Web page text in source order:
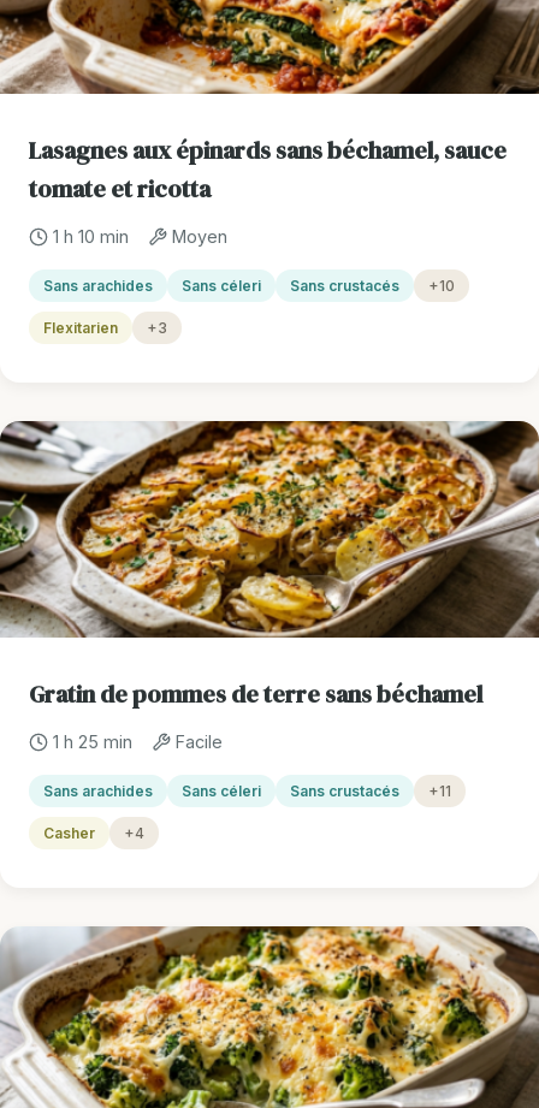
Lasagnes aux épinards sans béchamel, sauce
tomate et ricotta
1 h 10 min Moyen
Sans arachides Sans céleri Sans crustacés +10
Flexitarien +3
Gratin de pommes de terre sans béchamel
1 h 25 min Facile
Sans arachides Sans céleri Sans crustacés +11
Casher +4